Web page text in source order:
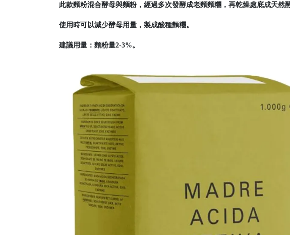
此款麵粉混合酵母與麵粉，經過多次發酵成老麵麵糰，再乾燥處底成天然
使用時可以減少酵母用量，製成酸種麵糰。
建議用量：麵粉量2-3%。